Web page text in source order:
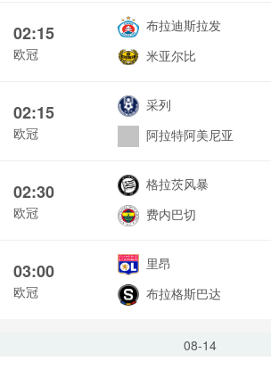
02:15
欧冠
布拉迪斯拉发
米亚尔比
02:15
欧冠
采列
阿拉特阿美尼亚
02:30
欧冠
格拉茨风暴
费内巴切
03:00
欧冠
里昂
布拉格斯巴达
08-14